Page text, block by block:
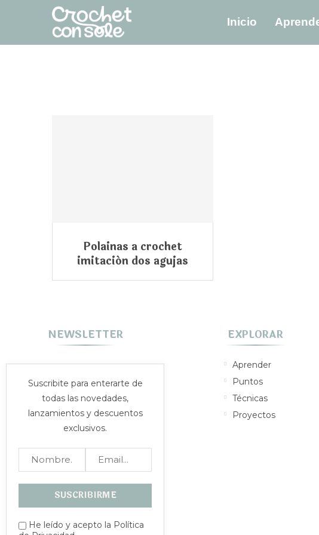
Inicio
Polainas a crochet
imitación dos agujas
NEWSLETTER
Suscribite para enterarte de
todas las novedades,
lanzamientos y descuentos
exclusivos.
He leído y acepto la Política
EXPLORAR
Aprender
Puntos
Técnicas
Proyectos